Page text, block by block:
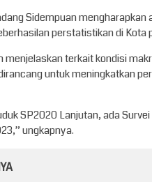
Sidempuan
perstatistikan di Kota
menjelaskan terkait kondisi
untuk meningkatkan
SP2020 Lanjutan, ada
ungkapnya.